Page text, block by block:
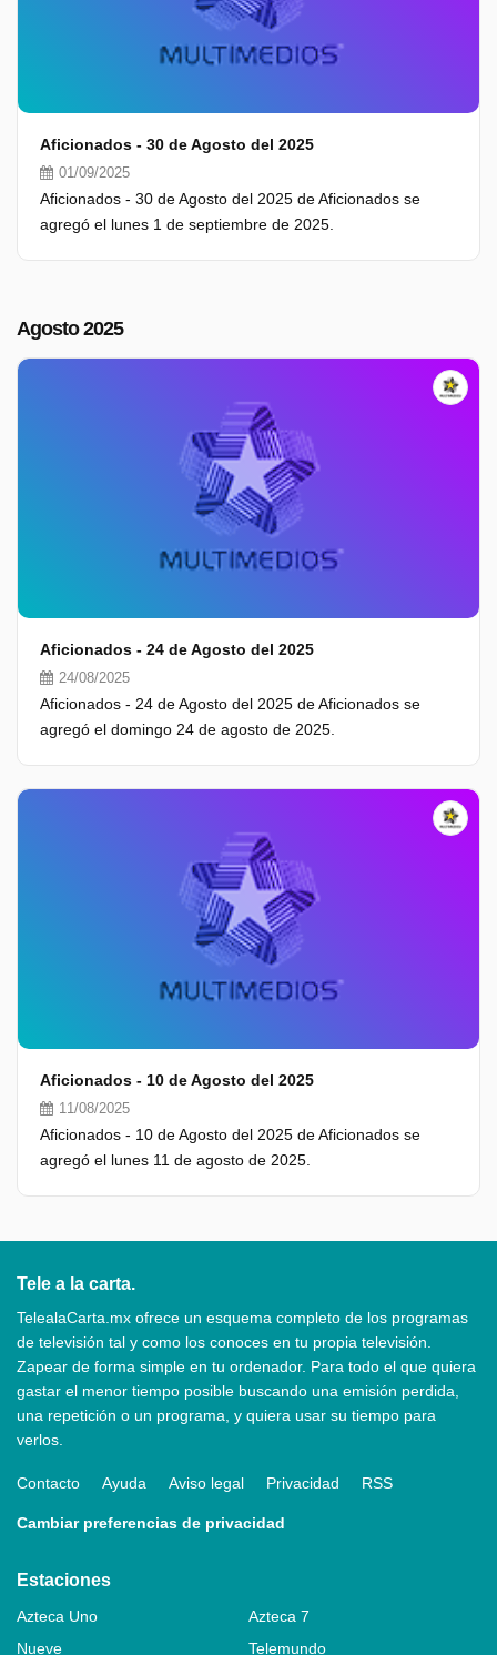
Aficionados - 30 de Agosto del 2025
01/09/2025
Aficionados - 30 de Agosto del 2025 de Aficionados se
agregó el lunes 1 de septiembre de 2025.
Agosto 2025
Aficionados - 24 de Agosto del 2025
24/08/2025
Aficionados - 24 de Agosto del 2025 de Aficionados se
agregó el domingo 24 de agosto de 2025.
Aficionados - 10 de Agosto del 2025
11/08/2025
Aficionados - 10 de Agosto del 2025 de Aficionados se
agregó el lunes 11 de agosto de 2025.
Tele a la carta.
TelealaCarta.mx ofrece un esquema completo de los programas
de televisión tal y como los conoces en tu propia televisión.
Zapear de forma simple en tu ordenador. Para todo el que quiera
gastar el menor tiempo posible buscando una emisión perdida,
una repetición o un programa, y quiera usar su tiempo para
verlos.
Contacto Ayuda Aviso legal Privacidad RSS
Cambiar preferencias de privacidad
Estaciones
Azteca Uno
Azteca 7
Nueve
Telemundo